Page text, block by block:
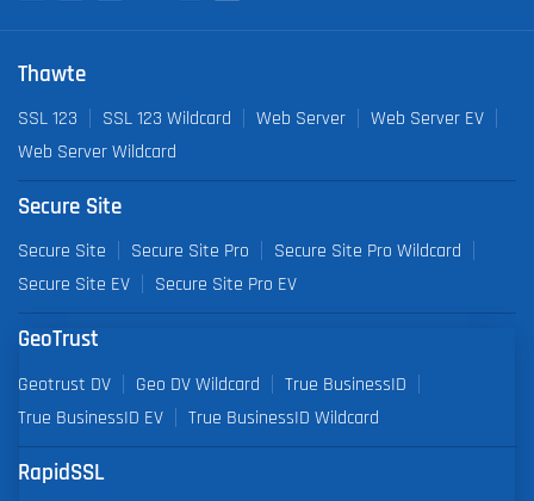
Thawte
SSL 123 SSL 123 Wildcard Web Server
Web Server EV
Web Server Wildcard
Secure Site
Secure Site Secure Site Pro
Secure Site Pro Wildcard
Secure Site EV
Secure Site Pro EV
GeoTrust
Geotrust DV Geo DV Wildcard
True BusinessID
True BusinessID EV
True BusinessID Wildcard
RapidSSL